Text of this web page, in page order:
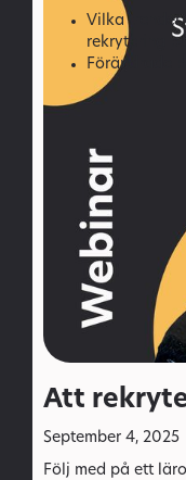
Vilka trender
rekrytering
Förändrade
arbetsgivare.
Hur ni kan
era
Att
September 4, 2025
Följ med på ett